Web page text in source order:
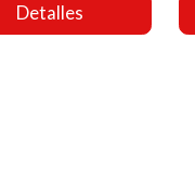
Detalles